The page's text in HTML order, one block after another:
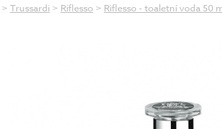
čisticí masky
> Trussardi > Riflesso > Riflesso - toaletní voda 50